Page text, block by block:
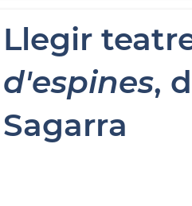
Llegir
d'espines,
Sagarra